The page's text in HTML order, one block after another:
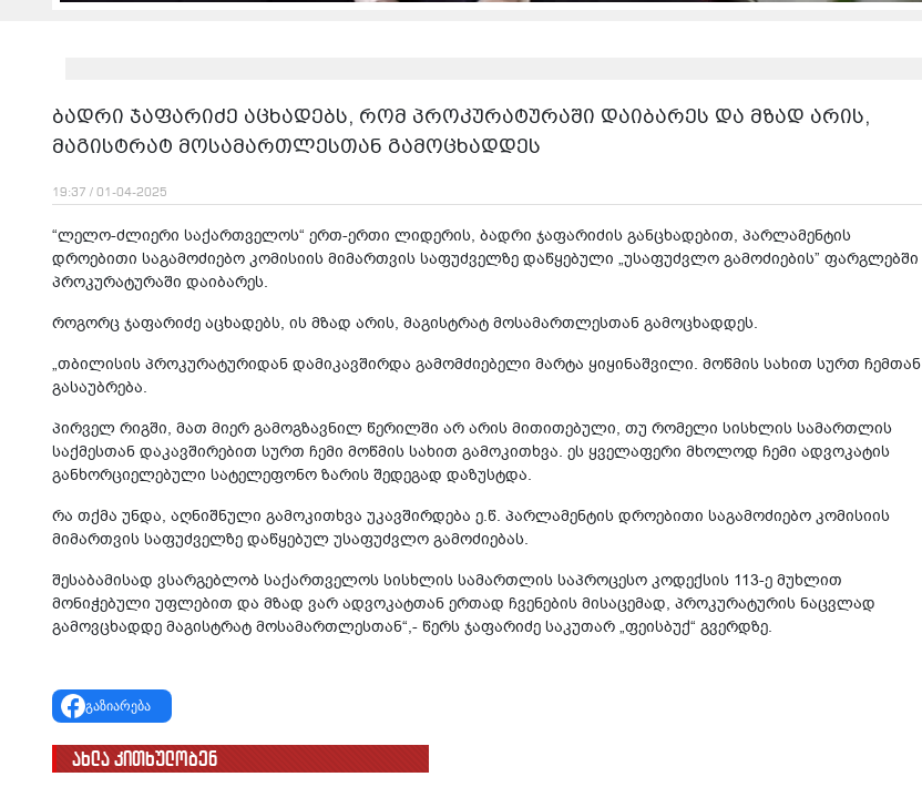
ბადრი ჯაფარიძე აცხადებს, რომ პროკურატურაში დაიბარეს და მზად არის,
მაგისტრატ მოსამართლესთან გამოცხადდეს
19:37 / 01-04-2025
“ლელო-ძლიერი საქართველოს“ ერთ-ერთი ლიდერის, ბადრი ჯაფარიძის განცხადებით, პარლამენტის
დროებითი საგამოძიებო კომისიის მიმართვის საფუძველზე დაწყებული „უსაფუძვლო გამოძიების” ფარგლებში
პროკურატურაში დაიბარეს.
როგორც ჯაფარიძე აცხადებს, ის მზად არის, მაგისტრატ მოსამართლესთან გამოცხადდეს.
„თბილისის პროკურატურიდან დამიკავშირდა გამომძიებელი მარტა ყიყინაშვილი. მოწმის სახით სურთ ჩემთან
გასაუბრება.
პირველ რიგში, მათ მიერ გამოგზავნილ წერილში არ არის მითითებული, თუ რომელი სისხლის სამართლის
საქმესთან დაკავშირებით სურთ ჩემი მოწმის სახით გამოკითხვა. ეს ყველაფერი მხოლოდ ჩემი ადვოკატის
განხორციელებული სატელეფონო ზარის შედეგად დაზუსტდა.
რა თქმა უნდა, აღნიშნული გამოკითხვა უკავშირდება ე.წ. პარლამენტის დროებითი საგამოძიებო კომისიის
მიმართვის საფუძველზე დაწყებულ უსაფუძვლო გამოძიებას.
შესაბამისად ვსარგებლობ საქართველოს სისხლის სამართლის საპროცესო კოდექსის 113-ე მუხლით
მონიჭებული უფლებით და მზად ვარ ადვოკატთან ერთად ჩვენების მისაცემად, პროკურატურის ნაცვლად
გამოვცხადდე მაგისტრატ მოსამართლესთან“,- წერს ჯაფარიძე საკუთარ „ფეისბუქ“ გვერდზე.
გაზიარება
ახლა კითხულობენ